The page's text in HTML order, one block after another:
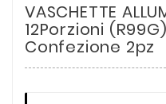
VASCHETTE
12Porzioni (R99G)
Confezione 2pz